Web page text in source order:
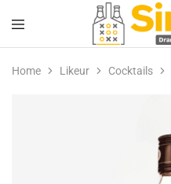
Simonsdrank.nl
Drank,
Bier
&
Home Likeur Cocktails